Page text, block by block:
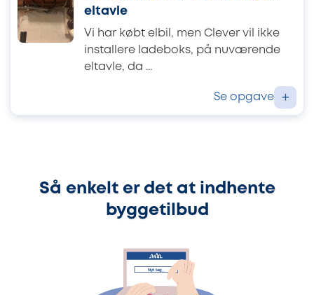
eltavle
Vi har købt elbil, men Clever vil ikke
installere ladeboks, på nuværende
eltavle, da ...
Se opgave +
Så enkelt er det at indhente
byggetilbud